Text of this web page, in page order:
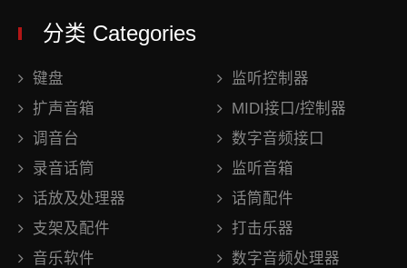
分类 Categories
键盘
监听控制器
扩声音箱
MIDI接口/控制器
调音台
数字音频接口
录音话筒
监听音箱
话放及处理器
话筒配件
支架及配件
打击乐器
音乐软件
数字音频处理器